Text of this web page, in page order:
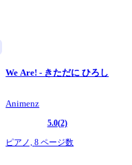
We Are! - きただに ひろし
Animenz
5.0(2)
ピアノ,8 ページ数